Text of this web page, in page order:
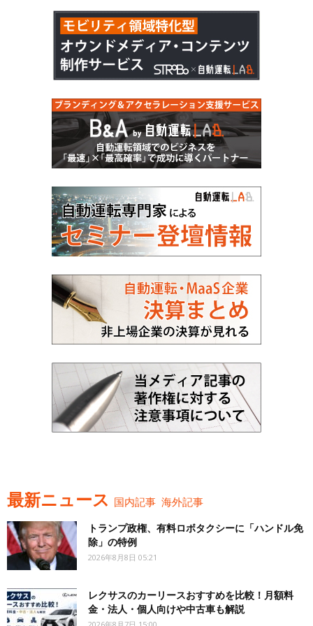
最新ニュース 国内記事 海外記事
トランプ政権、有料ロボタクシーに「ハンドル免
除」の特例
2026年8月8日 05:21
レクサスのカーリースおすすめを比較！月額料
金・法人・個人向けや中古車も解説